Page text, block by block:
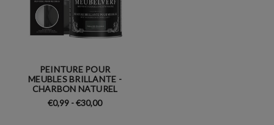
PEINTURE POUR
MEUBLES BRILLANTE -
CHARBON NATUREL
€0,99 - €30,00